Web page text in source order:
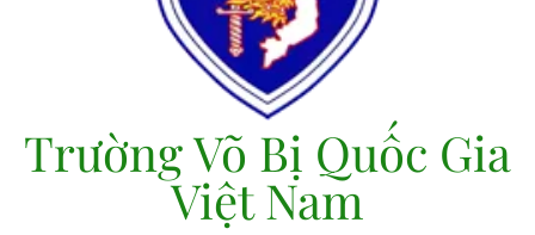
Trường Võ Bị Quốc Gia
Việt Nam